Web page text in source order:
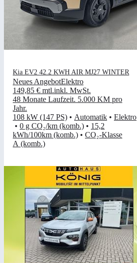
Kia EV2 42.2 KWH AIR MJ27 WINTER
Neues AngebotElektro
149,85 € mtl.inkl. MwSt.
48 Monate Laufzeit. 5.000 KM pro
Jahr.
108 kW (147 PS) • Automatik • Elektro
• 0 g CO₂/km (komb.) • 15,2
kWh/100km (komb.) • CO₂-Klasse
A (komb.)